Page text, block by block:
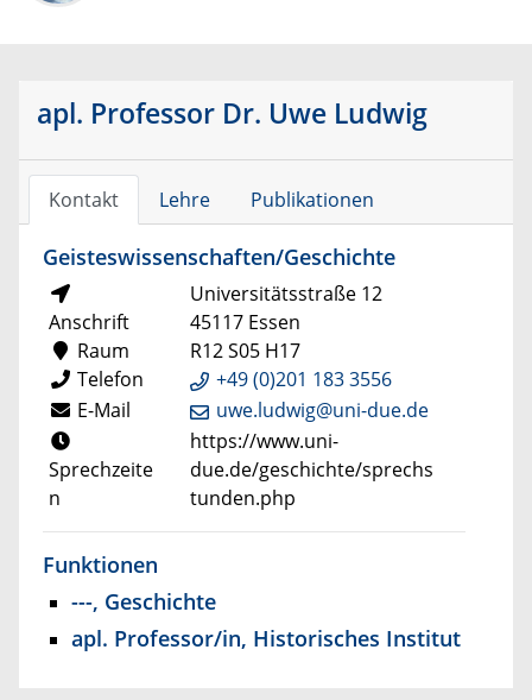
apl. Professor Dr. Uwe Ludwig
Kontakt Lehre Publikationen
Geisteswissenschaften/Geschichte
Anschrift
Universitätsstraße 12
45117 Essen
Raum
R12 S05 H17
Telefon
+49 (0)201 183 3556
E-Mail
uwe.ludwig@uni-due.de
Sprechzeite
n
https://www.uni-
due.de/geschichte/sprechs
tunden.php
Funktionen
---, Geschichte
apl. Professor/in, Historisches Institut